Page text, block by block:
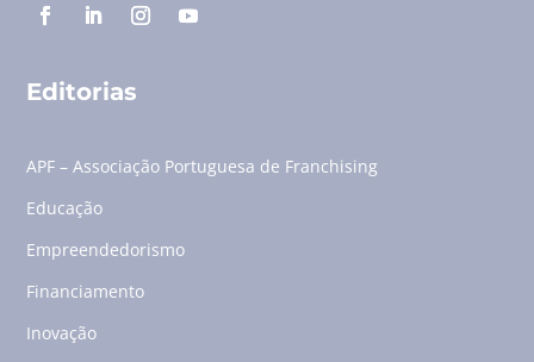
Editorias
APF – Associação Portuguesa de Franchising
Educação
Empreendedorismo
Financiamento
Inovação